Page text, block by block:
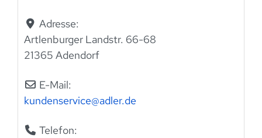
Adresse:
Artlenburger Landstr. 66-68
21365 Adendorf
E-Mail:
kundenservice@adler.de
Telefon: